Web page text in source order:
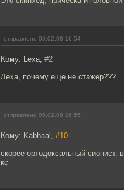
отправлено 06.02.08 16:54
Кому: Lexa, #2
Леха, почему еще не стажер???
отправлено 06.02.08 16:55
Кому: Kabhaal, #10
скорее ортодоксальный
кс